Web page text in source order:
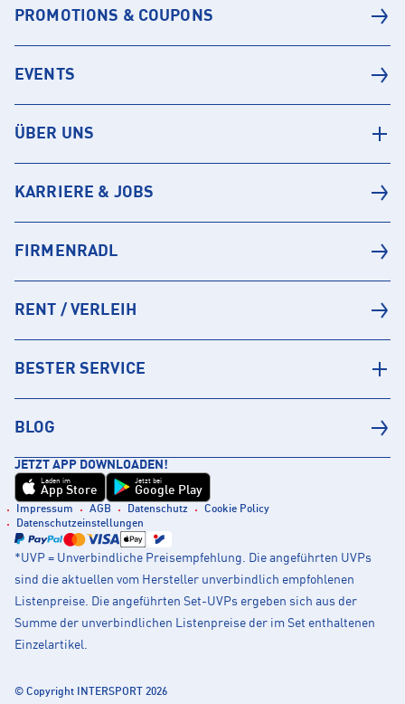
PROMOTIONS & COUPONS
EVENTS
ÜBER UNS
KARRIERE & JOBS
FIRMENRADL
RENT / VERLEIH
BESTER SERVICE
BLOG
JETZT APP DOWNLOADEN!
Laden im
App Store
Jetzt bei
Google Play
Impressum AGB Datenschutz
Cookie Policy
Datenschutzeinstellungen
*UVP = Unverbindliche Preisempfehlung. Die angeführten UVPs
sind die aktuellen vom Hersteller unverbindlich empfohlenen
Listenpreise. Die angeführten Set-UVPs ergeben sich aus der
Summe der unverbindlichen Listenpreise der im Set enthaltenen
Einzelartikel.
© Copyright INTERSPORT 2026